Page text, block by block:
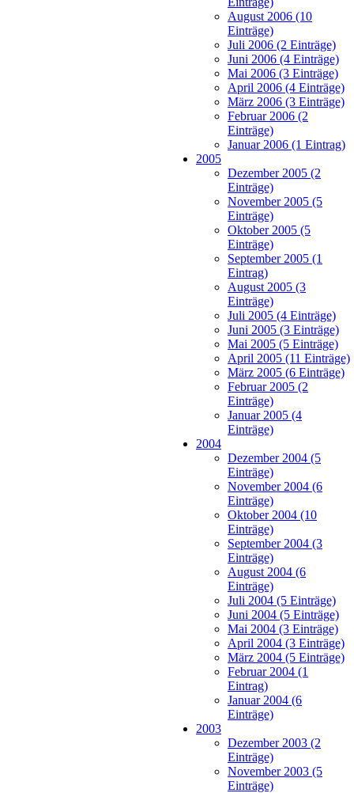
August 2006 (10
Einträge)
Juli 2006 (2 Einträge)
Juni 2006 (4 Einträge)
Mai 2006 (3 Einträge)
April 2006 (4 Einträge)
März 2006 (3 Einträge)
Februar 2006 (2
Einträge)
Januar 2006 (1 Eintrag)
2005
Dezember 2005 (2
Einträge)
November 2005 (5
Einträge)
Oktober 2005 (5
Einträge)
September 2005 (1
Eintrag)
August 2005 (3
Einträge)
Juli 2005 (4 Einträge)
Juni 2005 (3 Einträge)
Mai 2005 (5 Einträge)
April 2005 (11 Einträge)
März 2005 (6 Einträge)
Februar 2005 (2
Einträge)
Januar 2005 (4
Einträge)
2004
Dezember 2004 (5
Einträge)
November 2004 (6
Einträge)
Oktober 2004 (10
Einträge)
September 2004 (3
Einträge)
August 2004 (6
Einträge)
Juli 2004 (5 Einträge)
Juni 2004 (5 Einträge)
Mai 2004 (3 Einträge)
April 2004 (3 Einträge)
März 2004 (5 Einträge)
Februar 2004 (1
Eintrag)
Januar 2004 (6
Einträge)
2003
Dezember 2003 (2
Einträge)
November 2003 (5
Einträge)